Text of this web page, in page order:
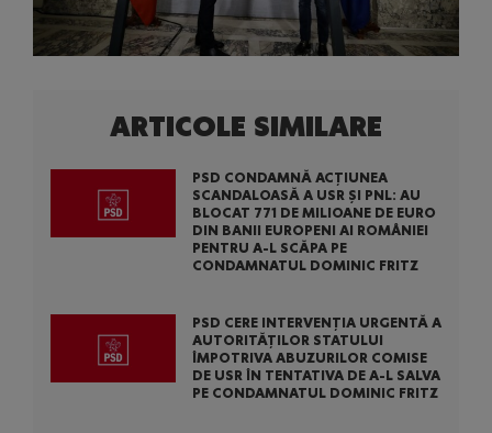
ARTICOLE SIMILARE
PSD CONDAMNĂ ACȚIUNEA
SCANDALOASĂ A USR ȘI PNL: AU
BLOCAT 771 DE MILIOANE DE EURO
DIN BANII EUROPENI AI ROMÂNIEI
PENTRU A-L SCĂPA PE
CONDAMNATUL DOMINIC FRITZ
PSD CERE INTERVENȚIA URGENTĂ A
AUTORITĂȚILOR STATULUI
ÎMPOTRIVA ABUZURILOR COMISE
DE USR ÎN TENTATIVA DE A-L SALVA
PE CONDAMNATUL DOMINIC FRITZ